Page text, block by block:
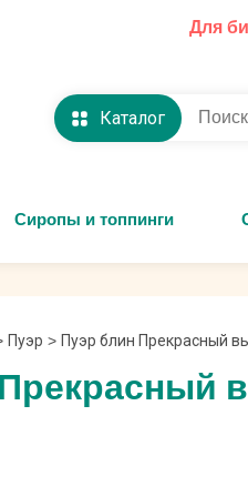
Для
Каталог
Сиропы и топпинги
Пуэр > Пуэр блин Прекрасный